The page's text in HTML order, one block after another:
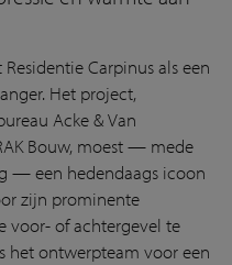
Carpinus als een
Het project,
Acke & Van
Bouw, moest — mede
— een hedendaags icoon
zijn prominente
voor- of achtergevel te
het ontwerpteam voor een